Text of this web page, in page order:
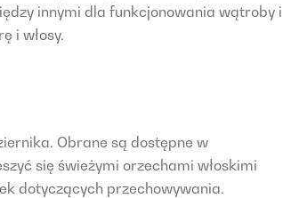
innymi dla funkcjonowania wątroby i
i włosy.
Obrane są dostępne w
się świeżymi orzechami włoskimi
dotyczących przechowywania.